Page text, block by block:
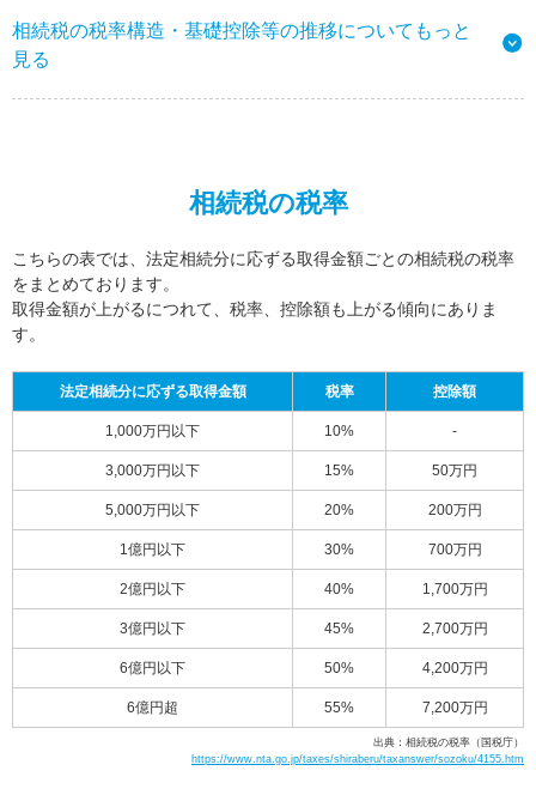
相続税の税率構造・基礎控除等の推移についてもっと
見る
相続税の税率
こちらの表では、法定相続分に応ずる取得金額ごとの相続税の税率
をまとめております。
取得金額が上がるにつれて、税率、控除額も上がる傾向にありま
す。
法定相続分に応ずる取得金額 税率 控除額
1,000万円以下 10% -
3,000万円以下 15% 50万円
5,000万円以下 20% 200万円
1億円以下 30% 700万円
2億円以下 40% 1,700万円
3億円以下 45% 2,700万円
6億円以下 50% 4,200万円
6億円超 55% 7,200万円
出典：相続税の税率（国税庁）
https://www.nta.go.jp/taxes/shiraberu/taxanswer/sozoku/4155.htm